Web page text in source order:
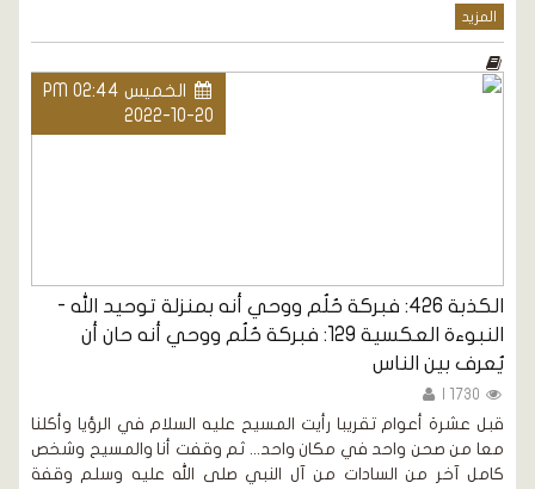
المزيد
الخميس PM 02:44
2022-10-20
الكذبة 426: فبركة حُلُم ووحي أنه بمنزلة توحيد الله -
النبوءة العكسية 129: فبركة حُلُم ووحي أنه حان أن
يُعرف بين الناس
قبل عشرة أعوام تقريبا رأيت المسيح عليه السلام في الرؤيا وأكلنا
معا من صحن واحد في مكان واحد... ثم وقفت أنا والمسيح وشخص
كامل آخر من السادات من آل النبي صلى الله عليه وسلم وقفة